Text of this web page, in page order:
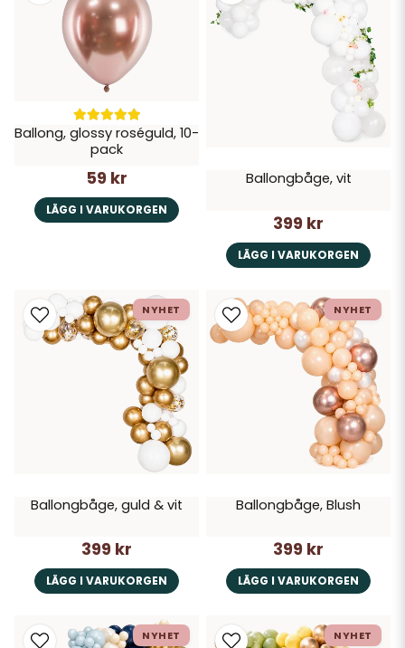
Ballong, glossy roséguld, 10-
pack
59 kr
LÄGG I VARUKORGEN
Ballongbåge, vit
399 kr
LÄGG I VARUKORGEN
Ballongbåge, guld & vit
399 kr
LÄGG I VARUKORGEN
NYHET
Ballongbåge, Blush
399 kr
LÄGG I VARUKORGEN
NYHET
NYHET NYHET